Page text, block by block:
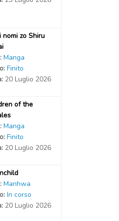
nomi zo Shiru
Manga
Finito
20 Luglio 2026
of the
Manga
Finito
20 Luglio 2026
Manhwa
In corso
20 Luglio 2026